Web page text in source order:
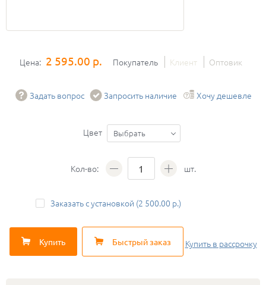
Цена: 2 595.00 р. Покупатель Клиент Оптовик
Задать вопрос Запросить наличие Хочу дешевле
Цвет Выбрать
Кол-во: шт.
Заказать с установкой (2 500.00 р.)
Купить Быстрый заказ Купить в рассрочку